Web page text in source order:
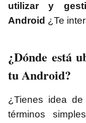
utilizar y
Android ¿Te
¿Dónde está
tu Android?
¿Tienes idea
términos